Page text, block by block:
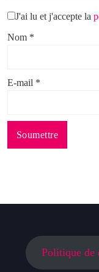
J'ai lu et j'accepte la
Nom *
E-mail *
Politique de